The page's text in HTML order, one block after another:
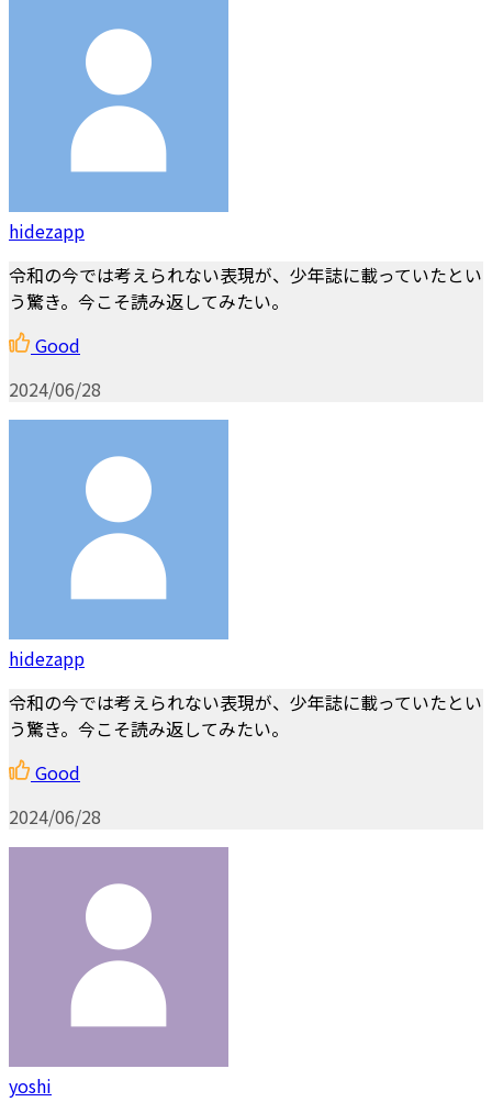
hidezapp
令和の今では考えられない表現が、少年誌に載っていたとい
う驚き。今こそ読み返してみたい。
Good
2024/06/28
hidezapp
令和の今では考えられない表現が、少年誌に載っていたとい
う驚き。今こそ読み返してみたい。
Good
2024/06/28
yoshi